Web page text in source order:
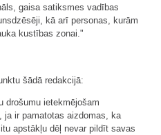
gaisa satiksmes vadības
kā arī personas, kurām
kustības zonai."
šādā redakcijā:
drošumu ietekmējošam
ir pamatotas aizdomas, ka
apstākļu dēļ nevar pildīt savas